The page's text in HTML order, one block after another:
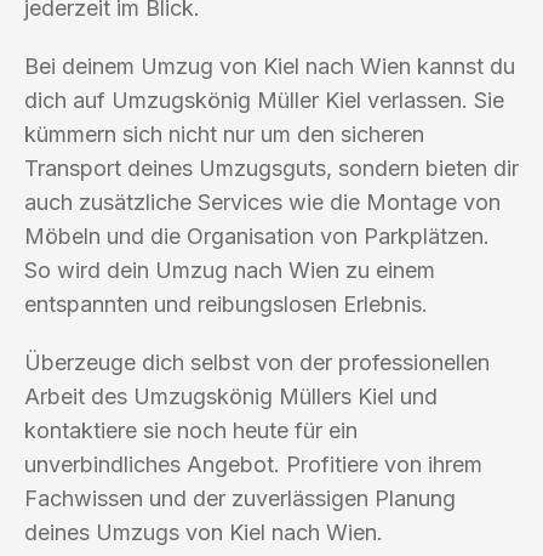
jederzeit im Blick.
Bei deinem Umzug von Kiel nach Wien kannst du
dich auf Umzugskönig Müller Kiel verlassen. Sie
kümmern sich nicht nur um den sicheren
Transport deines Umzugsguts, sondern bieten dir
auch zusätzliche Services wie die Montage von
Möbeln und die Organisation von Parkplätzen.
So wird dein Umzug nach Wien zu einem
entspannten und reibungslosen Erlebnis.
Überzeuge dich selbst von der professionellen
Arbeit des Umzugskönig Müllers Kiel und
kontaktiere sie noch heute für ein
unverbindliches Angebot. Profitiere von ihrem
Fachwissen und der zuverlässigen Planung
deines Umzugs von Kiel nach Wien.